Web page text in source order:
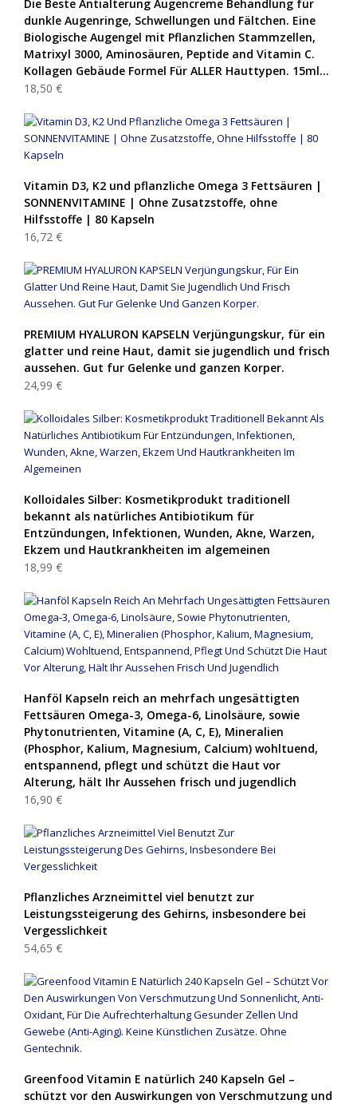
Die Beste Antialterung Augencreme Behandlung für
dunkle Augenringe, Schwellungen und Fältchen. Eine
Biologische Augengel mit Pflanzlichen Stammzellen,
Matrixyl 3000, Aminosäuren, Peptide and Vitamin C.
Kollagen Gebäude Formel Für ALLER Hauttypen. 15ml…
18,50 €
Vitamin D3, K2 und pflanzliche Omega 3 Fettsäuren |
SONNENVITAMINE | Ohne Zusatzstoffe, ohne
Hilfsstoffe | 80 Kapseln
16,72 €
PREMIUM HYALURON KAPSELN Verjüngungskur, für ein
glatter und reine Haut, damit sie jugendlich und frisch
aussehen. Gut fur Gelenke und ganzen Korper.
24,99 €
Kolloidales Silber: Kosmetikprodukt traditionell
bekannt als natürliches Antibiotikum für
Entzündungen, Infektionen, Wunden, Akne, Warzen,
Ekzem und Hautkrankheiten im algemeinen
18,99 €
Hanföl Kapseln reich an mehrfach ungesättigten
Fettsäuren Omega-3, Omega-6, Linolsäure, sowie
Phytonutrienten, Vitamine (A, C, E), Mineralien
(Phosphor, Kalium, Magnesium, Calcium) wohltuend,
entspannend, pflegt und schützt die Haut vor
Alterung, hält Ihr Aussehen frisch und jugendlich
16,90 €
Pflanzliches Arzneimittel viel benutzt zur
Leistungssteigerung des Gehirns, insbesondere bei
Vergesslichkeit
54,65 €
Greenfood Vitamin E natürlich 240 Kapseln Gel –
schützt vor den Auswirkungen von Verschmutzung und